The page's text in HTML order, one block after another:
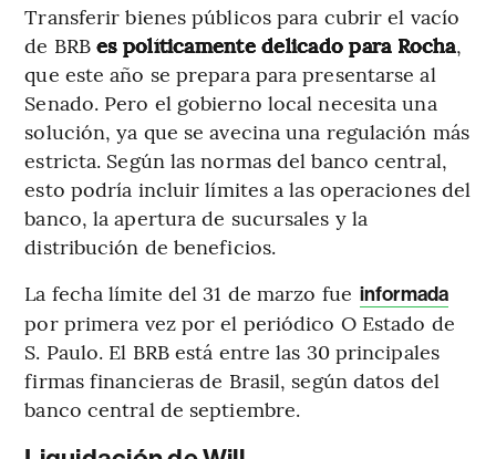
Transferir bienes públicos para cubrir el vacío
de BRBes políticamente delicado para Rocha,
que este año se prepara para presentarse al
Senado. Pero el gobierno local necesita una
solución, ya que se avecina una regulación más
estricta. Según las normas del banco central,
esto podría incluir límites a las operaciones del
banco, la apertura de sucursales y la
distribución de beneficios.
La fecha límite del 31 de marzo fue informada
por primera vez por el periódico O Estado de
S. Paulo. El BRB está entre las 30 principales
firmas financieras de Brasil, según datos del
banco central de septiembre.